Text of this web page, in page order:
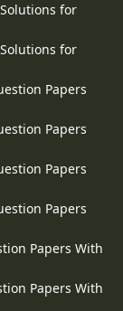
for
for
Papers
Papers
Papers
Papers
Papers With
Papers With